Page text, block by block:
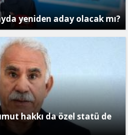
yeniden aday olacak mı?
hakkı da özel statü de